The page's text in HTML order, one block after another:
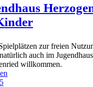
zur freien
auch im Jugendhaus
willkommen.
5